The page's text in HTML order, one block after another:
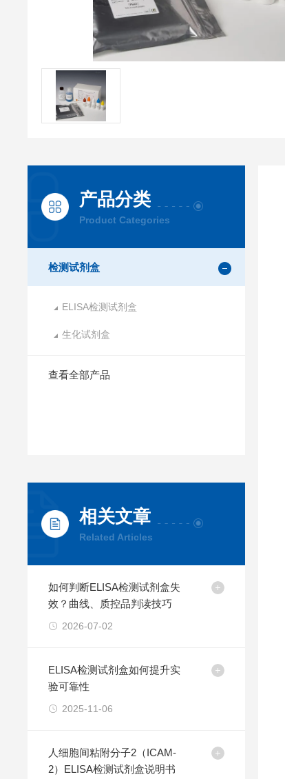
产品分类
Product Categories
检测试剂盒
ELISA检测试剂盒
生化试剂盒
查看全部产品
相关文章
Related Articles
如何判断ELISA检测试剂盒失
效？曲线、质控品判读技巧
2026-07-02
ELISA检测试剂盒如何提升实
验可靠性
2025-11-06
人细胞间粘附分子2（ICAM-
2）ELISA检测试剂盒说明书